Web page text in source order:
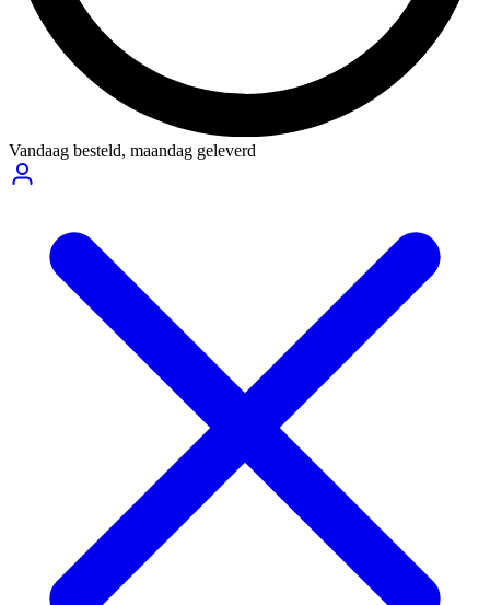
Vandaag besteld, maandag geleverd